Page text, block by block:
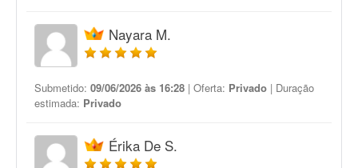
Nayara M.
Submetido: 09/06/2026 às 16:28 | Oferta: Privado | Duração
estimada: Privado
Érika De S.